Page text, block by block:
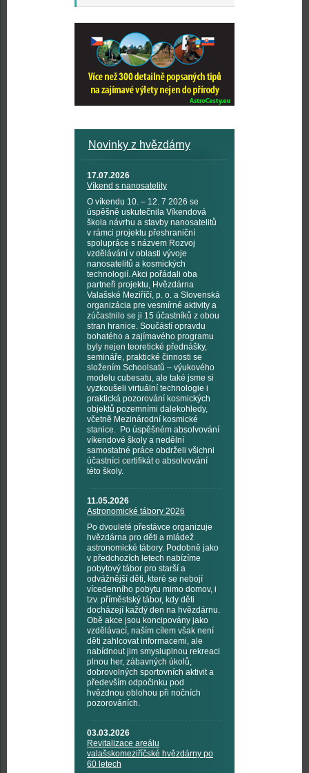
Novinky z hvězdárny
17.07.2026
Víkend s nanosatelity
O víkendu 10. – 12. 7 2026 se
úspěšně uskutečnila Víkendová
škola návrhu a stavby nanosatelitů
v rámci projektu přeshraniční
spolupráce s názvem Rozvoj
vzdělávání v oblasti vývoje
nanosatelitů a kosmických
technologií. Akci pořádali oba
partneři projektu, Hvězdárna
Valašské Meziříčí, p. o. a Slovenská
organizácia pre vesmírné aktivity a
zúčastnilo se ji 15 účastníků z obou
stran hranice. Součástí opravdu
bohatého a zajímavého programu
byly nejen teoretické přednášky,
semináře, praktické činnosti se
složením Schoolsatů – výukového
modelu cubesatu, ale také jsme si
vyzkoušeli virtuální technologie i
praktická pozorování kosmických
objektů pozemními dalekohledy,
včetně Mezinárodní kosmické
stanice. Po úspěšném absolvování
víkendové školy a nedělní
samostatné práce obdrželi všichni
účastníci certifikát o absolvování
této školy.
11.05.2026
Astronomické tábory 2026
Po dvouleté přestávce organizuje
hvězdárna pro děti a mládež
astronomické tábory. Podobně jako
v předchozích letech nabízíme
pobytový tábor pro starší a
odvážnější děti, které se nebojí
vícedenního pobytu mimo domov, i
tzv. příměstský tábor, kdy děti
docházejí každý den na hvězdárnu.
Obě akce jsou koncipovány jako
vzdělávací, naším cílem však není
děti zahlcovat informacemi, ale
nabídnout jim smysluplnou rekreaci
plnou her, zábavných úkolů,
dobrovolných sportovních aktivit a
především odpočinku pod
hvězdnou oblohou při nočních
pozorováních.
03.03.2026
Revitalizace areálu
valašskomeziříčské hvězdárny po
60 letech